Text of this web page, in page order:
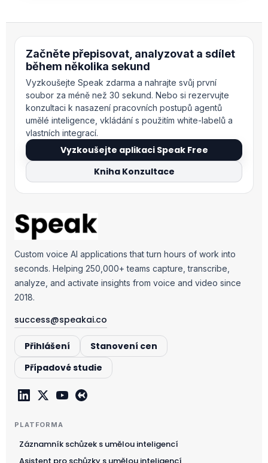
Začněte přepisovat, analyzovat a sdílet
během několika sekund
Vyzkoušejte Speak zdarma a nahrajte svůj první
soubor za méně než 30 sekund. Nebo si rezervujte
konzultaci k nasazení pracovních postupů agentů
umělé inteligence, vkládání s použitím white-labelů a
vlastních integrací.
Vyzkoušejte aplikaci Speak Free
Kniha Konzultace
Custom voice AI applications that turn hours of work into
seconds. Helping 250,000+ teams capture, transcribe,
analyze, and activate insights from voice and video since
2018.
success@speakai.co
Přihlášení
Stanovení cen
Případové studie
PLATFORMA
Záznamník schůzek s umělou inteligencí